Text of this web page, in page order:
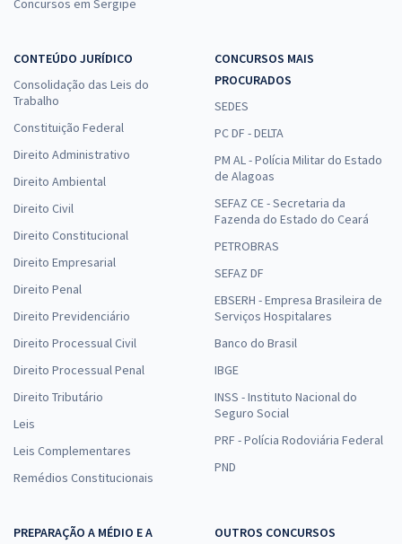
Concursos em Sergipe
CONTEÚDO JURÍDICO
Consolidação das Leis do
Trabalho
Constituição Federal
Direito Administrativo
Direito Ambiental
Direito Civil
Direito Constitucional
Direito Empresarial
Direito Penal
Direito Previdenciário
Direito Processual Civil
Direito Processual Penal
Direito Tributário
Leis
Leis Complementares
Remédios Constitucionais
CONCURSOS MAIS
PROCURADOS
SEDES
PC DF - DELTA
PM AL - Polícia Militar do Estado
de Alagoas
SEFAZ CE - Secretaria da
Fazenda do Estado do Ceará
PETROBRAS
SEFAZ DF
EBSERH - Empresa Brasileira de
Serviços Hospitalares
Banco do Brasil
IBGE
INSS - Instituto Nacional do
Seguro Social
PRF - Polícia Rodoviária Federal
PND
PREPARAÇÃO A MÉDIO E A
OUTROS CONCURSOS